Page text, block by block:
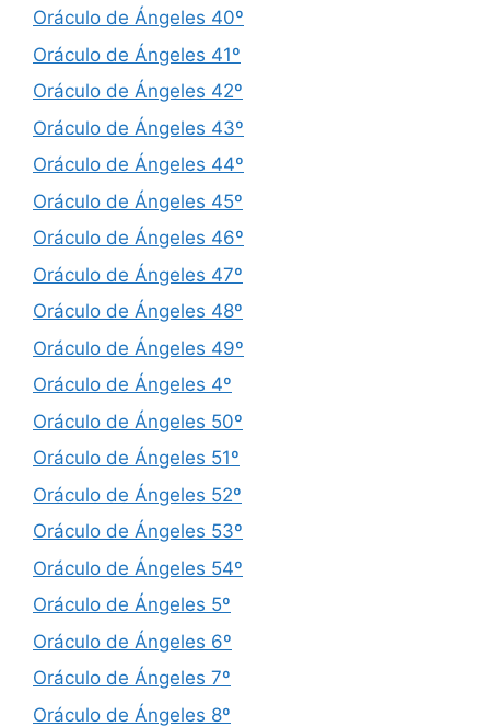
Oráculo de Ángeles 40º
Oráculo de Ángeles 41º
Oráculo de Ángeles 42º
Oráculo de Ángeles 43º
Oráculo de Ángeles 44º
Oráculo de Ángeles 45º
Oráculo de Ángeles 46º
Oráculo de Ángeles 47º
Oráculo de Ángeles 48º
Oráculo de Ángeles 49º
Oráculo de Ángeles 4º
Oráculo de Ángeles 50º
Oráculo de Ángeles 51º
Oráculo de Ángeles 52º
Oráculo de Ángeles 53º
Oráculo de Ángeles 54º
Oráculo de Ángeles 5º
Oráculo de Ángeles 6º
Oráculo de Ángeles 7º
Oráculo de Ángeles 8º